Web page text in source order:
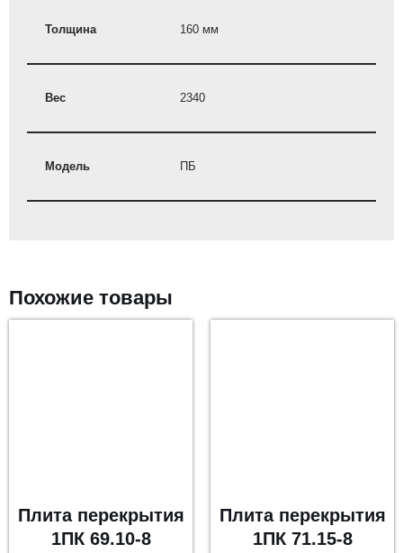
Толщина 160 мм
Вес 2340
Модель ПБ
Похожие товары
Плита перекрытия
1ПК 69.10-8
Плита перекрытия
1ПК 71.15-8